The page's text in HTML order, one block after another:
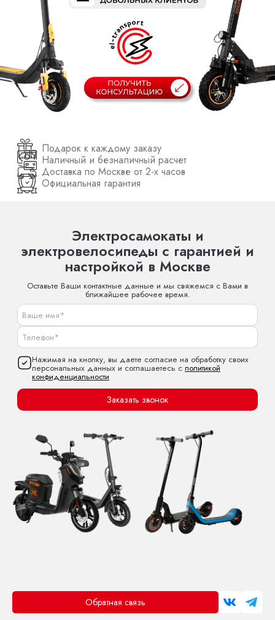
Подарок к каждому заказу
Наличный и безналичный расчет
Доставка по Москве от 2-х часов
Официальная гарантия
Электросамокаты и
электровелосипеды с гарантией и
настройкой в Москве
Оставьте Ваши контактные данные и мы свяжемся с Вами в
ближайшее рабочее время.
Нажимая на кнопку, вы даете согласие на обработку своих
персональных данных и соглашаетесь с политикой
конфиденциальности
Заказать звонок
Обратная связь